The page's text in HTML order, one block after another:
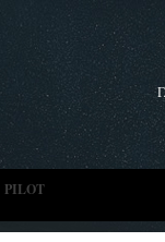
PILOT